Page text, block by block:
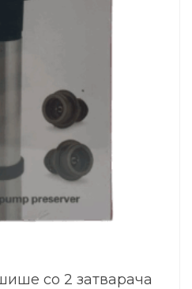
со 2 затварача